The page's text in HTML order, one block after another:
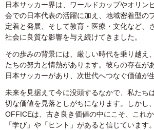
日本サッカー界は、ワールドカップやオリン
会での日本代表の活躍に加え、地域密着型の
定着と発展、そして教育・医療・文化など、
社会に良質な影響を与え続けてきました。
その歩みの背景には、厳しい時代を乗り越え
たちの努力と情熱があります。彼らの存在が
日本サッカーがあり、次世代へつなぐ価値が
未来を見据えて今に没頭するなかで、私たち
切な価値を見落としがちになります。しかし
OFFICEは、古き良き価値の中にこそ、これ
「学び」や「ヒント」があると信じています。